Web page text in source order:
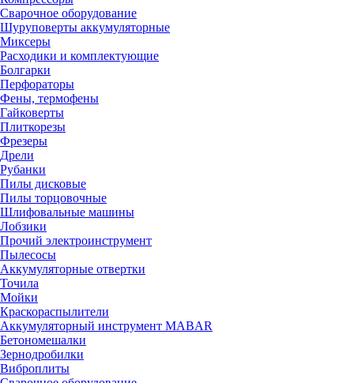
Сварочное оборудование
Шуруповерты аккумуляторные
Миксеры
Расходики и комплектующие
Болгарки
Перфораторы
Фены, термофены
Гайковерты
Плиткорезы
Фрезеры
Дрели
Рубанки
Пилы дисковые
Пилы торцовочные
Шлифовальные машины
Лобзики
Прочий электроинструмент
Пылесосы
Аккумуляторные отвертки
Точила
Мойки
Краскораспылители
Аккумуляторный инструмент MABAR
Бетономешалки
Зернодробилки
Виброплиты